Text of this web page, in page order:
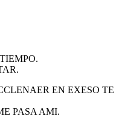
EN EXESO TE
PASA AMI.